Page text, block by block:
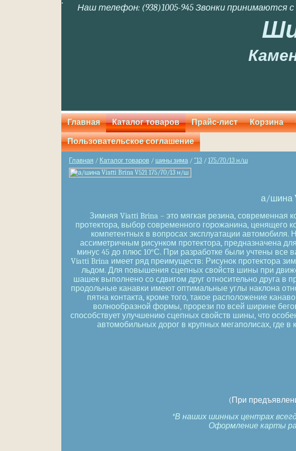
Наш телефон: (938)1005-945 Звонки принимаются с
Главная Каталог товаров Прайс-лист Корзина
Пользовательское соглашение
Главная / Каталог товаров / шины зима / "13 / 175/70/13 н/ш
а/шина
Зимняя Viatti Brina – это мягкая резина, современная
протектора, выбор современного горожанина,
компетентных в вопросах эксплуатации
ассиметричным рисунком протектора, предназначена
минус 45 до плюс 10°С. При разработке были учтены
Viatti Brina имеет ряд преимуществ: Рисунок протектора
льдом. Для повышения сцепных свойств шины при
шашек выполнено со сдвигом друг относительно друга в
продольные канавки имеют оптимальные углы наклона
пятна контакта, кроме того, такое расположение
волнообразной формы, прорези по всей ширине
способствует улучшению сцепных свойств шины, что
автомобильных дорог в крупных мегаполисах, где
(При
*В наших шинных центрах
Оформление карты